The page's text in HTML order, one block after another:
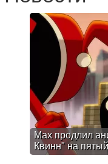
Max продлил
Квинн" на